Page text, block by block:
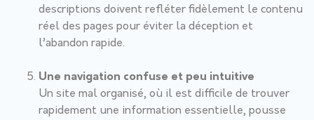
descriptions doivent refléter fidèlement le contenu
réel des pages pour éviter la déception et
l’abandon rapide.
Une navigation confuse et peu intuitive
Un site mal organisé, où il est difficile de trouver
rapidement une information essentielle, pousse